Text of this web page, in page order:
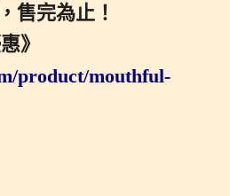
售完為止！
》
product/mouthful-